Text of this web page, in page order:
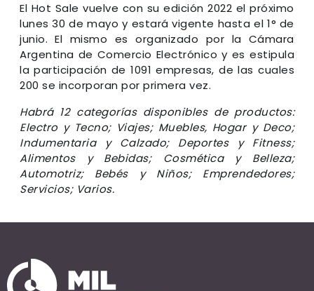
El Hot Sale vuelve con su edición 2022 el próximo
lunes 30 de mayo y estará vigente hasta el 1° de
junio. El mismo es organizado por la Cámara
Argentina de Comercio Electrónico y es estipula
la participación de 1091 empresas, de las cuales
200 se incorporan por primera vez.
Habrá 12 categorías disponibles de productos:
Electro y Tecno; Viajes; Muebles, Hogar y Deco;
Indumentaria y Calzado; Deportes y Fitness;
Alimentos y Bebidas; Cosmética y Belleza;
Automotriz; Bebés y Niños; Emprendedores;
Servicios; Varios.